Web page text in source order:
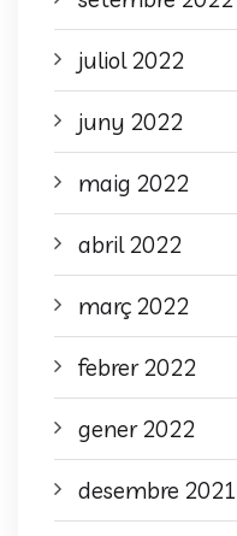
juliol 2022
juny 2022
maig 2022
abril 2022
març 2022
febrer 2022
gener 2022
desembre 2021